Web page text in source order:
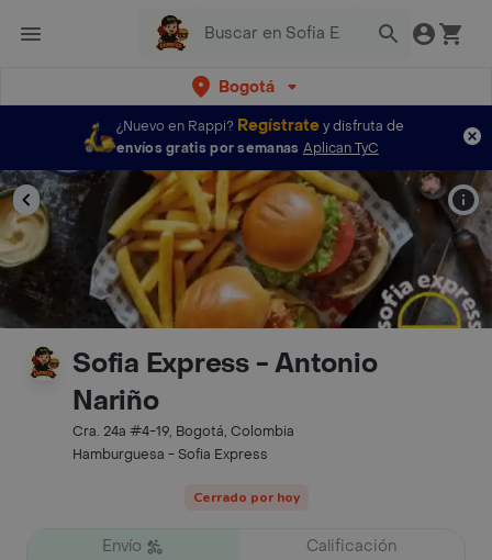
Bogotá
¿Nuevo en Rappi? Regístratey disfruta de
envíos gratis por semanas Aplican TyC
Sofia Express - Antonio
Nariño
Cra. 24a #4-19, Bogotá, Colombia
Hamburguesa - Sofia Express
Cerrado por hoy
Envío
Calificación